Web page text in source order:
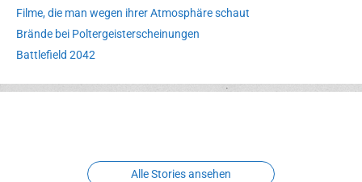
Filme, die man wegen ihrer Atmosphäre schaut
Brände bei Poltergeisterscheinungen
Battlefield 2042
Erlebnispark
Verbotene
Alle Stories ansehen